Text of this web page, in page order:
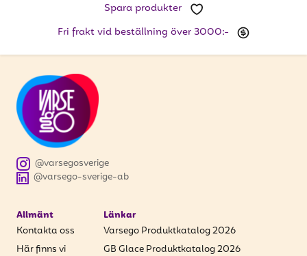
Spara produkter
Fri frakt vid beställning över 3000:-
@varsego-sverige-ab
@varsegosverige
Allmänt
Kontakta oss
Här finns vi
Länkar
Varsego Produktkatalog 2026
GB Glace Produktkatalog 2026